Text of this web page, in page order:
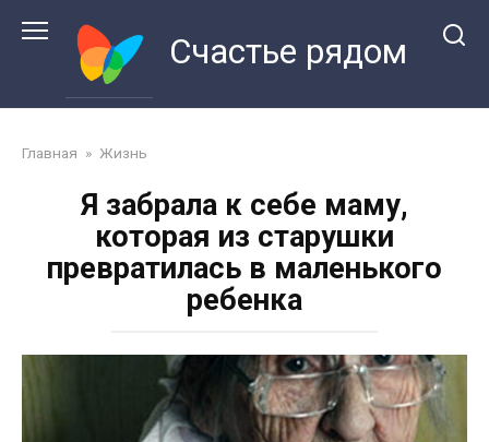
Счастье рядом
Главная » Жизнь
Я забрала к себе маму,
которая из старушки
превратилась в маленького
ребенка